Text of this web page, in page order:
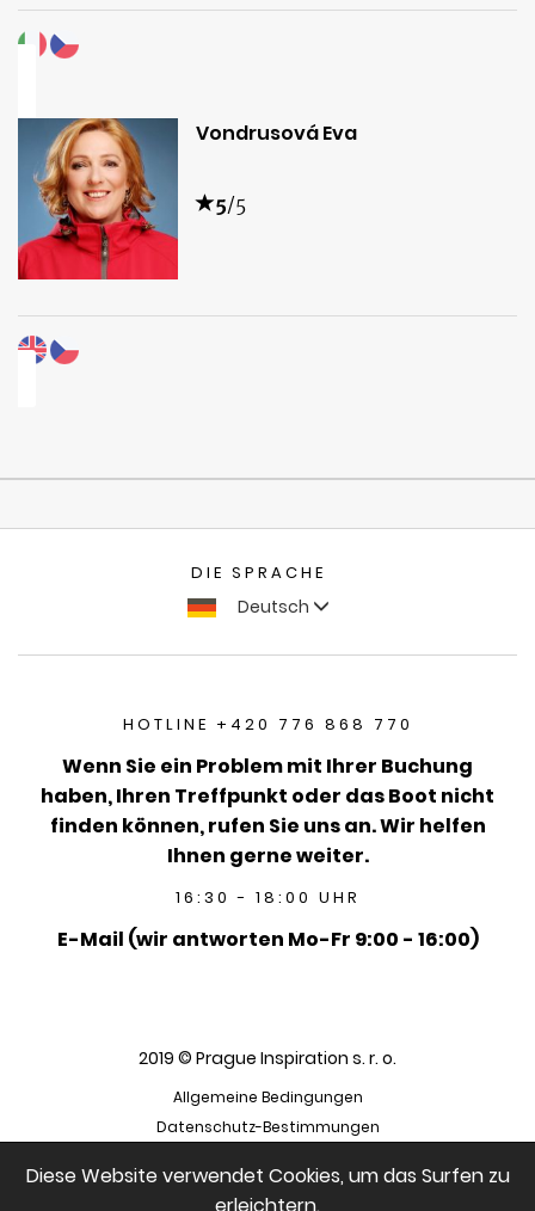
Vondrusová Eva
5/5
DIE SPRACHE
Deutsch
HOTLINE +420 776 868 770
Wenn Sie ein Problem mit Ihrer Buchung
haben, Ihren Treffpunkt oder das Boot nicht
finden können, rufen Sie uns an. Wir helfen
Ihnen gerne weiter.
16:30 - 18:00 UHR
E-Mail (wir antworten Mo-Fr 9:00 - 16:00)
2019 © Prague Inspiration s. r. o.
Allgemeine Bedingungen
Datenschutz-Bestimmungen
Diese Website verwendet Cookies, um das Surfen zu
erleichtern.